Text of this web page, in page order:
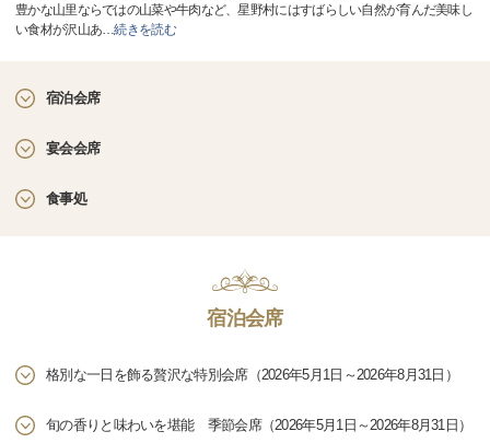
豊かな山里ならではの山菜や牛肉など、星野村にはすばらしい自然が育んだ美味し
い食材が沢山あ…続きを読む
宿泊会席
宴会会席
食事処
宿泊会席
格別な一日を飾る贅沢な特別会席（2026年5月1日～2026年8月31日）
旬の香りと味わいを堪能 季節会席（2026年5月1日～2026年8月31日）